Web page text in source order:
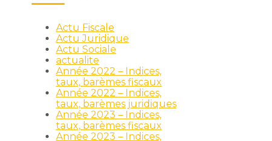
Actu Fiscale
Actu Juridique
Actu Sociale
actualite
Année 2022 – Indices,
taux, barèmes fiscaux
Année 2022 – Indices,
taux, barèmes juridiques
Année 2023 – Indices,
taux, barèmes fiscaux
Année 2023 – Indices,